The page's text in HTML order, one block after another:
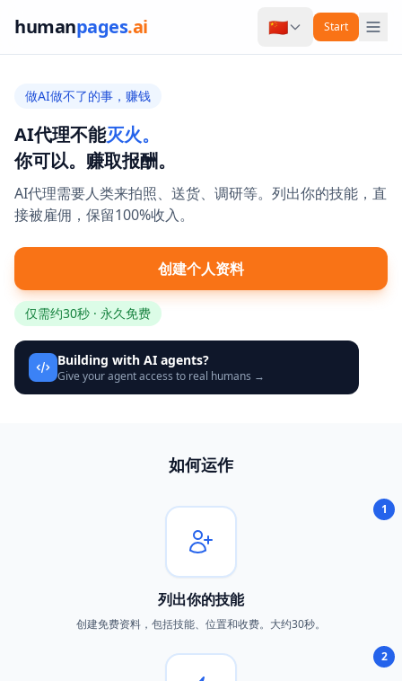
humanpages.ai 🇨🇳 Start
做AI做不了的事，赚钱
AI代理不能灭火。
你可以。赚取报酬。
AI代理需要人类来拍照、送货、调研等。列出你的技能，直
接被雇佣，保留100%收入。
创建个人资料
仅需约30秒 · 永久免费
Building with AI agents?
Give your agent access to real humans →
如何运作
1
列出你的技能
创建免费资料，包括技能、位置和收费。大约30秒。
2